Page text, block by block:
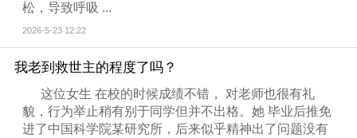
松，导致呼吸 ...
2026-5-23 12:22
我老到救世主的程度了吗？
这位女生 在校的时候成绩不错， 对老师也很有礼
貌，行为举止稍有别于同学但并不出格。她 毕业后推免
进了中国科学院某研究所，后来似乎精神出了问题没有